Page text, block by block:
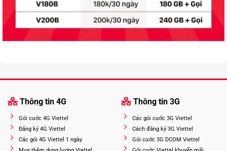
Thông tin 4G
Gói cước 4G Viettel
Đăng ký 4G Viettel
Các gói 4G Viettel 1 ngày
Thông tin 3G
Các gói cước 3G Viettel
Cách đăng ký 3G Viettel
Gói cước 3G DCOM Viettel